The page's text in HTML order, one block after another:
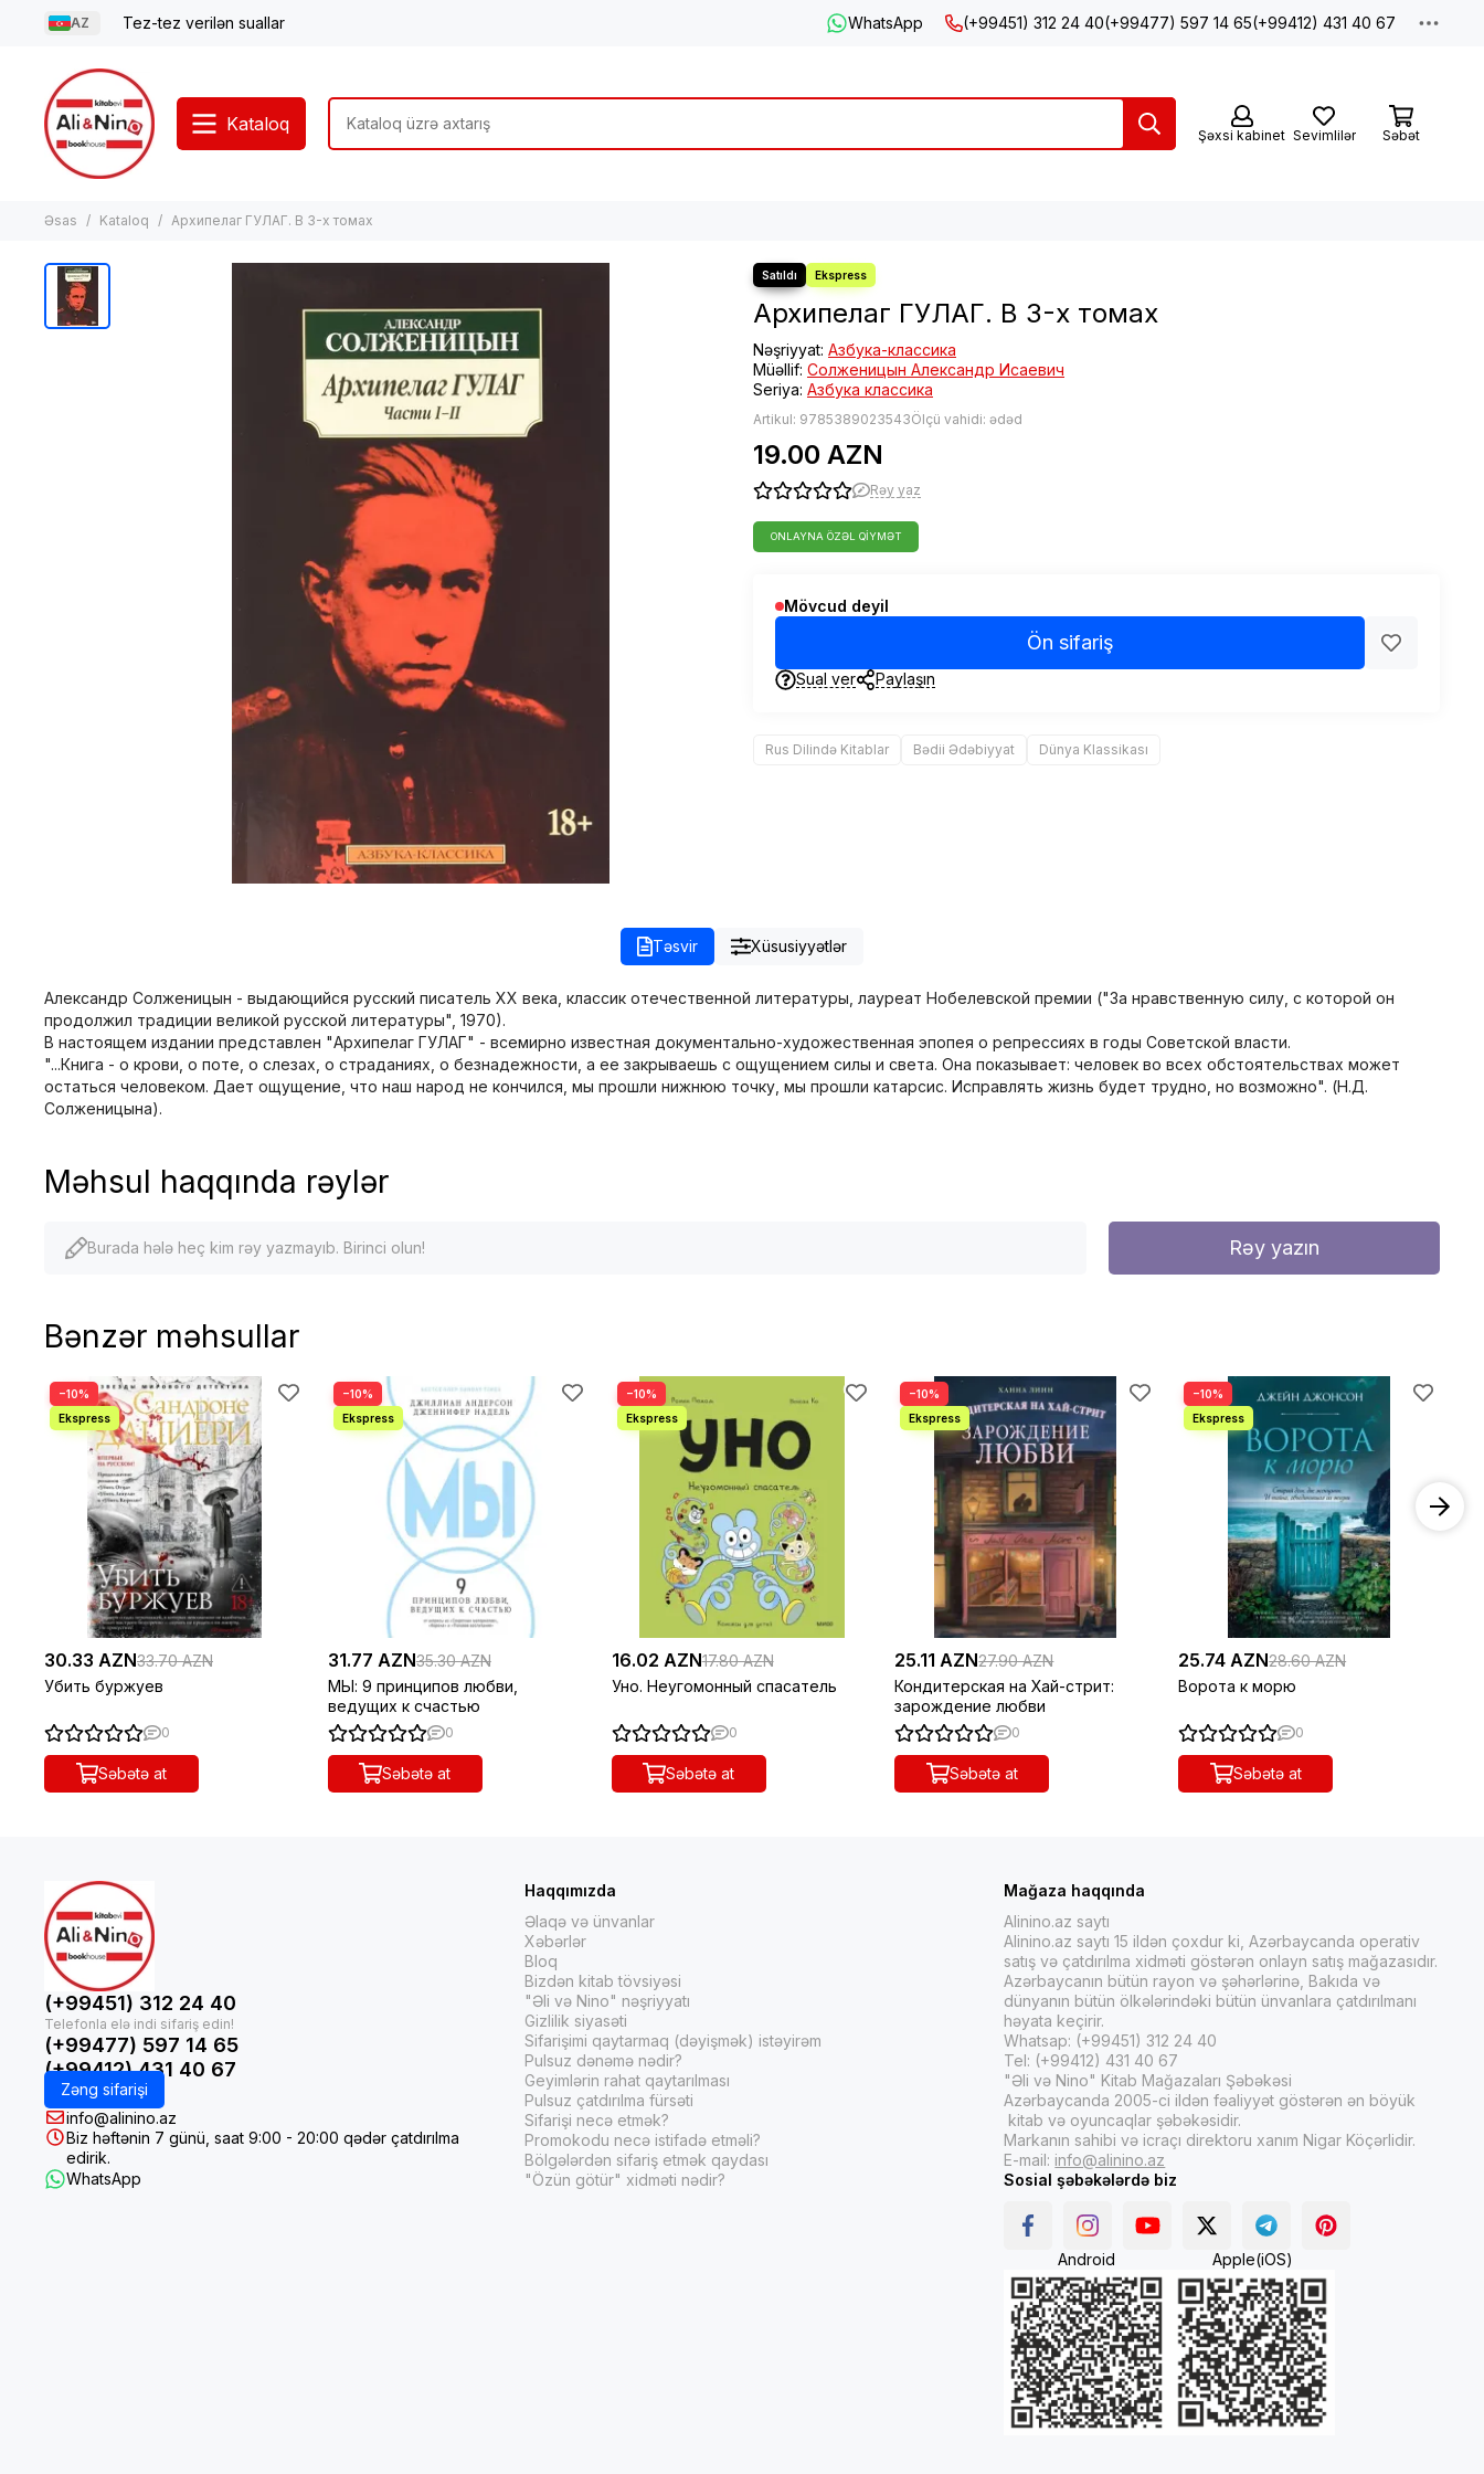
AZ Tez-tez verilən suallar WhatsApp (+99451) 312 24 40(+99477) 597 14 65(+99412) 431 40 67
Kataloq
Şəxsi kabinet Sevimlilər Səbət
Əsas Kataloq Архипелаг ГУЛАГ. В 3-х томах
Архипелаг ГУЛАГ. В 3-х томах
Nəşriyyat: Азбука-классика
Müəllif: Солженицын Александр Исаевич
Seriya: Азбука классика
Artikul: 9785389023543Ölçü vahidi: ədəd
19.00 AZN
Rəy yaz
ONLAYNA ÖZƏL QIYMƏT
Mövcud deyil
Ön sifariş
Sual ver Paylaşın
Rus Dilində Kitablar Bədii Ədəbiyyat Dünya Klassikası
Təsvir Xüsusiyyətlər
Александр Солженицын - выдающийся русский писатель XX века, классик отечественной литературы, лауреат Нобелевской премии ("За нравственную силу, с которой он
продолжил традиции великой русской литературы", 1970).
В настоящем издании представлен "Архипелаг ГУЛАГ" - всемирно известная документально-художественная эпопея о репрессиях в годы Советской власти.
"...Книга - о крови, о поте, о слезах, о страданиях, о безнадежности, а ее закрываешь с ощущением силы и света. Она показывает: человек во всех обстоятельствах может
остаться человеком. Дает ощущение, что наш народ не кончился, мы прошли нижнюю точку, мы прошли катарсис. Исправлять жизнь будет трудно, но возможно". (Н.Д.
Солженицына).
Məhsul haqqında rəylər
Burada hələ heç kim rəy yazmayıb. Birinci olun! Rəy yazın
Bənzər məhsullar
−10%
30.33 AZN33.70 AZN
Убить буржуев
0
Səbətə at
−10%
31.77 AZN35.30 AZN
МЫ: 9 принципов любви,
ведущих к счастью
0
Səbətə at
−10%
16.02 AZN17.80 AZN
Уно. Неугомонный спасатель
0
Səbətə at
−10%
25.11 AZN27.90 AZN
Кондитерская на Хай-стрит:
зарождение любви
0
Səbətə at
−10%
25.74 AZN28.60 AZN
Ворота к морю
0
Səbətə at
(+99451) 312 24 40
(+99477) 597 14 65
(+99412) 431 40 67
Zəng sifarişi
info@alinino.az
Biz həftənin 7 günü, saat 9:00 - 20:00 qədər çatdırılma
edirik.
WhatsApp
Haqqımızda
Əlaqə və ünvanlar
Xəbərlər
Bloq
Bizdən kitab tövsiyəsi
"Əli və Nino" nəşriyyatı
Gizlilik siyasəti
Sifarişimi qaytarmaq (dəyişmək) istəyirəm
Pulsuz dənəmə nədir?
Geyimlərin rahat qaytarılması
Pulsuz çatdırılma fürsəti
Sifarişi necə etmək?
Promokodu necə istifadə etməli?
Bölgələrdən sifariş etmək qaydası
"Özün götür" xidməti nədir?
Mağaza haqqında
Alinino.az saytı
Alinino.az saytı 15 ildən çoxdur ki, Azərbaycanda operativ
satış və çatdırılma xidməti göstərən onlayn satış mağazasıdır.
Azərbaycanın bütün rayon və şəhərlərinə, Bakıda və
dünyanın bütün ölkələrindəki bütün ünvanlara çatdırılmanı
həyata keçirir.
Whatsap: (+99451) 312 24 40
Tel: (+99412) 431 40 67
"Əli və Nino" Kitab Mağazaları Şəbəkəsi
Azərbaycanda 2005-ci ildən fəaliyyət göstərən ən böyük
kitab və oyuncaqlar şəbəkəsidir.
Markanın sahibi və icraçı direktoru xanım Nigar Köçərlidir.
E-mail: info@alinino.az
Sosial şəbəkələrdə biz
Android Apple(iOS)